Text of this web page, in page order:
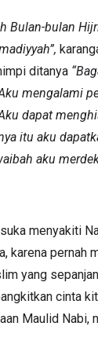
Bulan-bulan
ditanya
mengalami
dapat
itu aku
aku
menyakiti
karena pernah
yang
cinta
Maulid Nabi,